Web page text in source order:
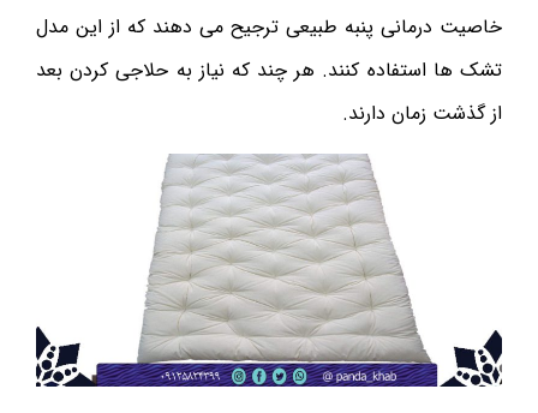
خاصیت درمانی پنبه طبیعی ترجیح می ‌دهند که از این مدل
تشک ها استفاده کنند. هر چند که نیاز به حلاجی کردن بعد
از گذشت زمان دارند.